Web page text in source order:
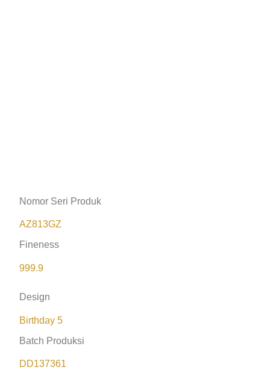
Nomor Seri Produk
AZ813GZ
Fineness
999.9
Design
Birthday 5
Batch Produksi
DD137361